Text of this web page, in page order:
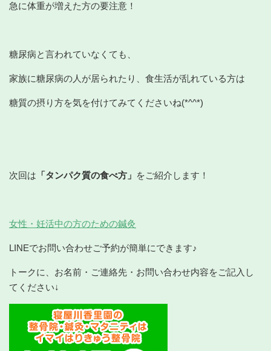
急に体重が増えた方の要注意！
糖尿病と言われていなくても、
家族に糖尿病の人が居られたり、食生活が乱れている方は
糖質の摂り方を気を付けてみてくださいね(*^^*)
次回は 「タンパク質の食べ方」 をご紹介します！
女性・妊活中の方のための鍼灸
LINEでお問い合わせご予約が簡単にできます♪
トークに、お名前・ご連絡先・お問い合わせ内容をご記入し
てください↓